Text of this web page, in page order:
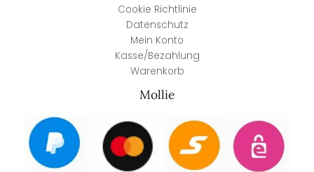
Cookie Richtlinie
Datenschutz
Mein Konto
Kasse/Bezahlung
Warenkorb
Mollie